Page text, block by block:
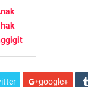
google+